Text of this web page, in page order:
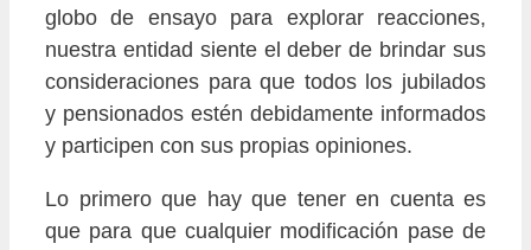
globo de ensayo para explorar reacciones,
nuestra entidad siente el deber de brindar sus
consideraciones para que todos los jubilados
y pensionados estén debidamente informados
y participen con sus propias opiniones.
Lo primero que hay que tener en cuenta es
que para que cualquier modificación pase de